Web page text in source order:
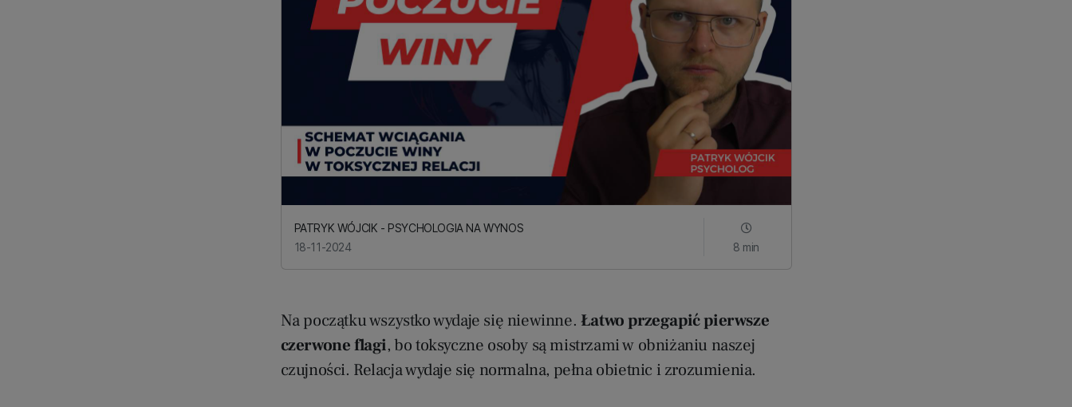
PATRYK WÓJCIK - PSYCHOLOGIA NA WYNOS
18-11-2024
8 min
Na początku wszystko wydaje się niewinne. Łatwo przegapić pierwsze
czerwone flagi, bo toksyczne osoby są mistrzami w obniżaniu naszej
czujności. Relacja wydaje się normalna, pełna obietnic i zrozumienia.